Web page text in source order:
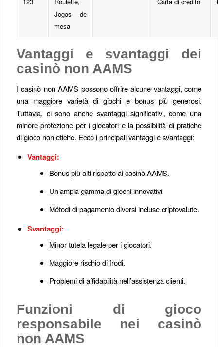
Jogos de
mesa
Vantaggi e svantaggi dei
casinò non AAMS
I casinò non AAMS possono offrire alcune vantaggi, come
una maggiore varietà di giochi e bonus più generosi.
Tuttavia, ci sono anche svantaggi significativi, come una
minore protezione per i giocatori e la possibilità di pratiche
di gioco non etiche. Ecco i principali vantaggi e svantaggi:
Vantaggi:
Bonus più alti rispetto ai casinò AAMS.
Un’ampia gamma di giochi innovativi.
Métodi di pagamento diversi incluse criptovalute.
Svantaggi:
Minor tutela legale per i giocatori.
Maggiore rischio di frodi.
Problemi di affidabilità nell’assistenza clienti.
Funzioni di gioco
responsabile nei casinò
non AAMS